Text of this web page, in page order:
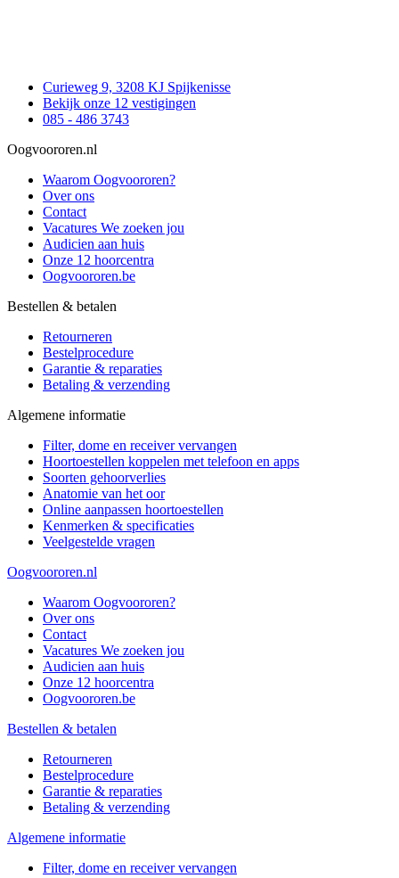
Curieweg 9, 3208 KJ Spijkenisse
Bekijk onze 12 vestigingen
085 - 486 3743
Oogvoororen.nl
Waarom Oogvoororen?
Over ons
Contact
Vacatures We zoeken jou
Audicien aan huis
Onze 12 hoorcentra
Oogvoororen.be
Bestellen & betalen
Retourneren
Bestelprocedure
Garantie & reparaties
Betaling & verzending
Algemene informatie
Filter, dome en receiver vervangen
Hoortoestellen koppelen met telefoon en apps
Soorten gehoorverlies
Anatomie van het oor
Online aanpassen hoortoestellen
Kenmerken & specificaties
Veelgestelde vragen
Oogvoororen.nl
Waarom Oogvoororen?
Over ons
Contact
Vacatures We zoeken jou
Audicien aan huis
Onze 12 hoorcentra
Oogvoororen.be
Bestellen & betalen
Retourneren
Bestelprocedure
Garantie & reparaties
Betaling & verzending
Algemene informatie
Filter, dome en receiver vervangen